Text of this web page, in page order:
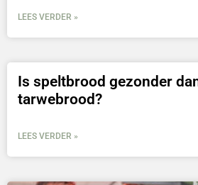
LEES VERDER »
Is speltbrood gezonder
tarwebrood?
LEES VERDER »